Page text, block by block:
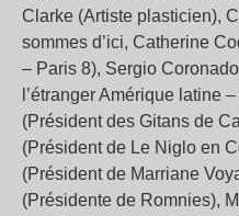
Clarke (Artiste plasticien),
sommes d’ici, Catherine
– Paris 8), Sergio
l’étranger Amérique latine
(Président des Gitans de
(Président de Le Niglo en
(Président de Marriane
(Présidente de Romnies),